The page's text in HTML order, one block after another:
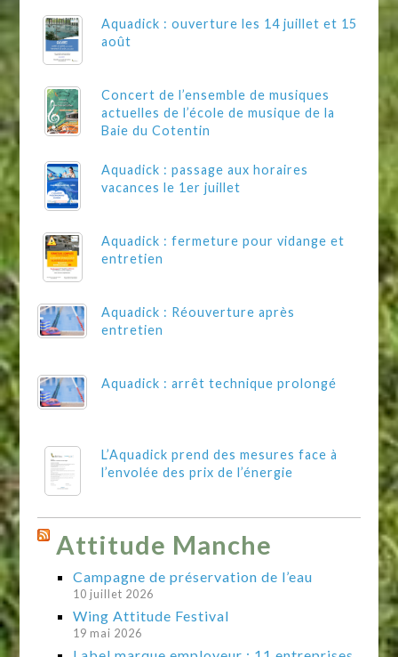
Aquadick : ouverture les 14 juillet et 15
août
Concert de l’ensemble de musiques
actuelles de l’école de musique de la
Baie du Cotentin
Aquadick : passage aux horaires
vacances le 1er juillet
Aquadick : fermeture pour vidange et
entretien
Aquadick : Réouverture après
entretien
Aquadick : arrêt technique prolongé
L’Aquadick prend des mesures face à
l’envolée des prix de l’énergie
Attitude Manche
Campagne de préservation de l’eau
10 juillet 2026
Wing Attitude Festival
19 mai 2026